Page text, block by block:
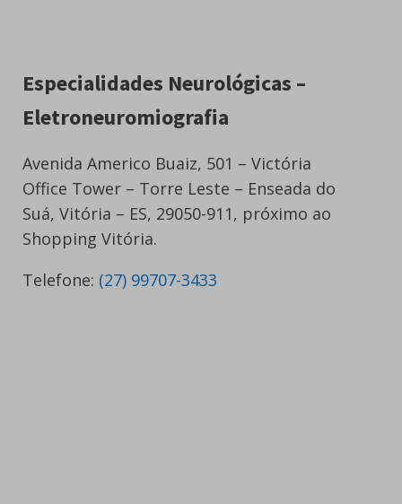
Especialidades Neurológicas –
Eletroneuromiografia
Avenida Americo Buaiz, 501 – Victória
Office Tower – Torre Leste – Enseada do
Suá, Vitória – ES, 29050-911, próximo ao
Shopping Vitória.
Telefone: (27) 99707-3433